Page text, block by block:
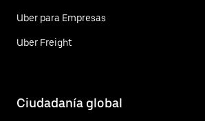
Uber para Empresas
Uber Freight
Ciudadanía global